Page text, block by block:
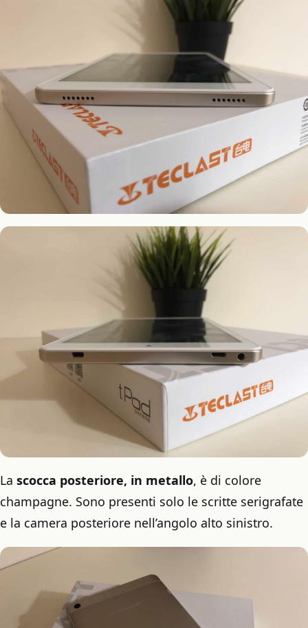
La scocca posteriore, in metallo, è di colore
champagne. Sono presenti solo le scritte serigrafate
e la camera posteriore nell’angolo alto sinistro.